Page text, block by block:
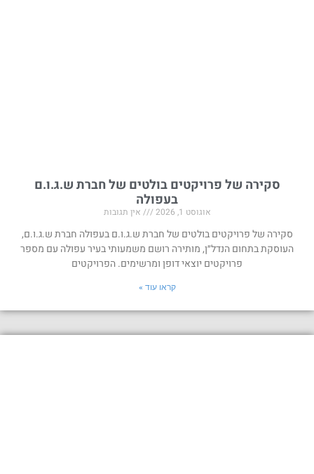
סקירה של פרויקטים בולטים של חברת ש.ג.ו.ם
בעפולה
אוגוסט 1, 2026 אין תגובות
סקירה של פרויקטים בולטים של חברת ש.ג.ו.ם בעפולה חברת ש.ג.ו.ם,
העוסקת בתחום הנדל״ן, מותירה רושם משמעותי בעיר עפולה עם מספר
פרויקטים יוצאי דופן ומרשימים. הפרויקטים
קראו עוד »